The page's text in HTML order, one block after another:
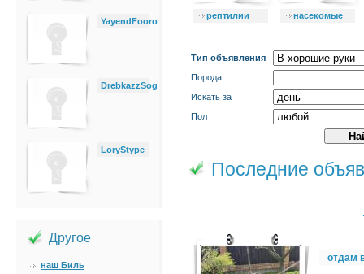
YayendFooro
DrebkazzSog
LoryStype
Другое
наш Биль
рептилии насекомые
Тип объявления
Порода
Искать за
Пол
Последние
отдам